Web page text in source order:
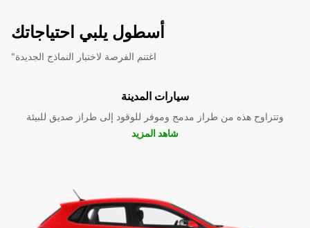
أسطول يلبي احتياجاتك
"اغتنم الفرصة لاختبار النماذج الجديدة
سيارات المدينة
وتتراوح هذه من طراز مدمج وموفر للوقود إلى طراز صديق للبيئة
شاهد المزيد